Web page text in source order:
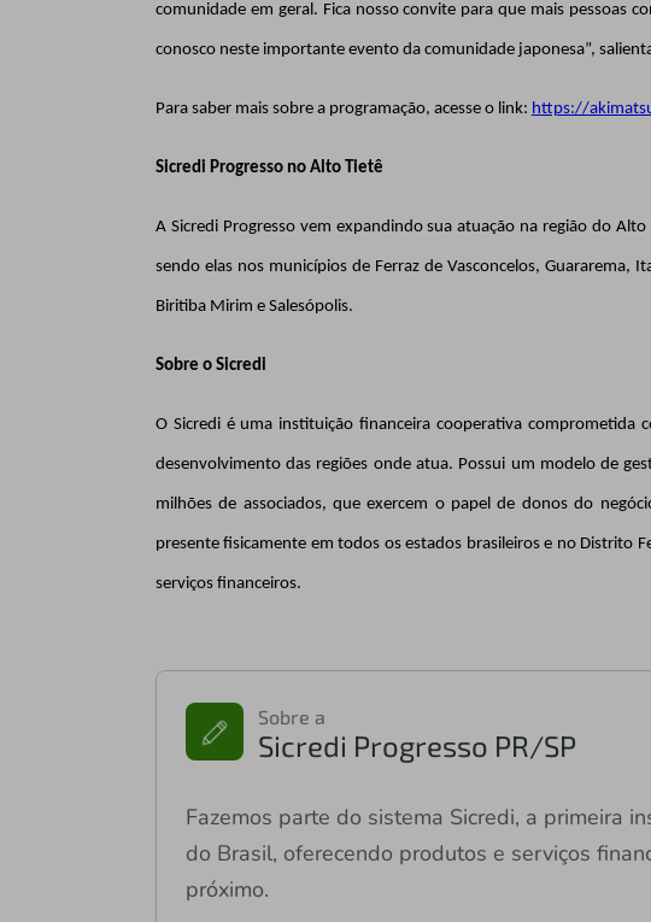
comunidade em geral. Fica nosso convite para que mais pessoas
conosco neste importante evento da comunidade japonesa”,
Para saber mais sobre a programação, acesse o link: https://
Sicredi Progresso no Alto Tietê
A Sicredi Progresso vem expandindo sua atuação na região do
sendo elas nosmunicípios de Ferraz de Vasconcelos, Guararema,
Biritiba Mirim e Salesópolis.
Sobre o Sicredi
O Sicredi é uma instituição financeira cooperativa comprometida
desenvolvimento das regiões onde atua. Possui um modelo de
milhões de associados, que exercem o papel de donos do
presente fisicamente em todos os estados brasileiros e no Distrito
serviços financeiros.
Sobre a
Sicredi Progresso PR/SP
Fazemos parte do sistema Sicredi, a primeira
do Brasil, oferecendo produtos e serviços
próximo.